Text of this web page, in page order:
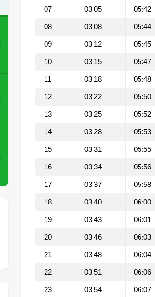
07 03:05 05:42
08 03:08 05:44
09 03:12 05:45
10 03:15 05:47
11 03:18 05:48
12 03:22 05:50
13 03:25 05:52
14 03:28 05:53
15 03:31 05:55
16 03:34 05:56
17 03:37 05:58
18 03:40 06:00
19 03:43 06:01
20 03:46 06:03
21 03:48 06:04
22 03:51 06:06
23 03:54 06:07